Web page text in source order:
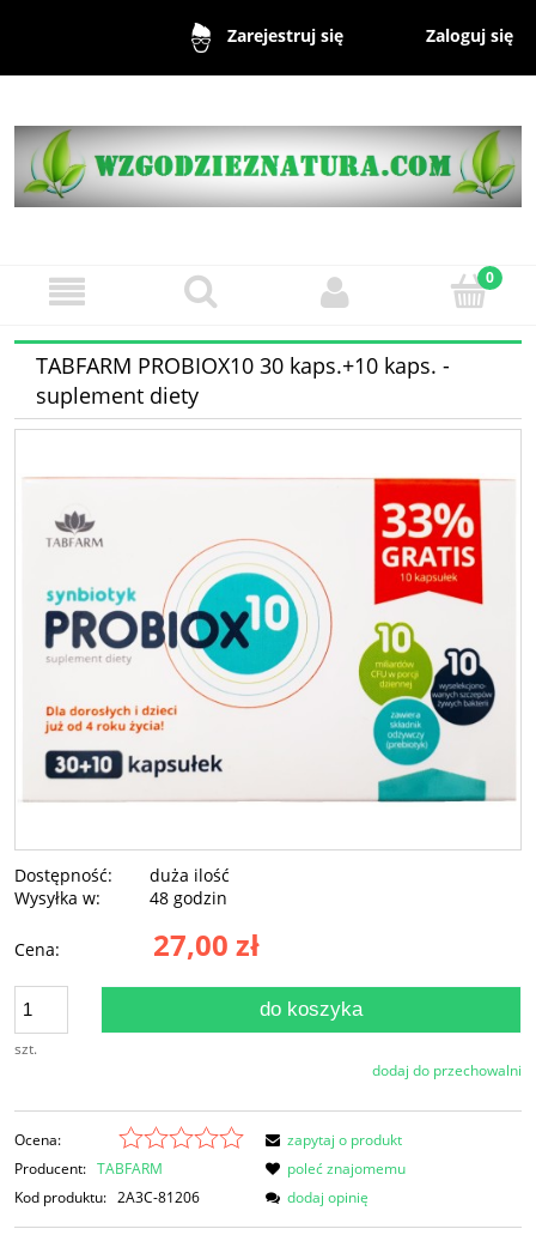
Zarejestruj się Zaloguj się
TABFARM PROBIOX10 30 kaps.+10 kaps. -
suplement diety
Dostępność:
duża ilość
Wysyłka w:
48 godzin
Cena: 27,00 zł
szt.
do koszyka
dodaj do przechowalni
Ocena:
Producent: TABFARM
Kod produktu: 2A3C-81206
zapytaj o produkt
poleć znajomemu
dodaj opinię